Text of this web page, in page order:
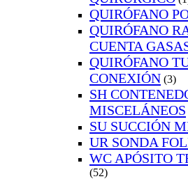
QUIRÓFANO
QUIRÓFANO
CUENTA
QUIRÓFANO
CONEXIÓN (3)
SH
MISCELÁNEOS
SU SUCCIÓN
UR SONDA
WC APÓSITO
(52)